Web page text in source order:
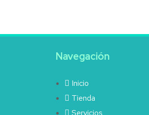
Navegación
Inicio
Tienda
Servicios